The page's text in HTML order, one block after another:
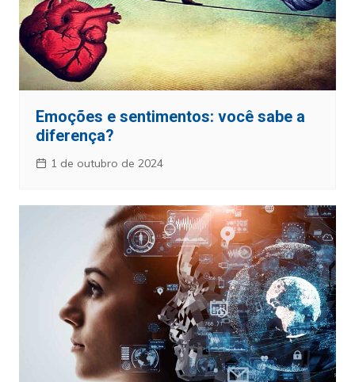
Emoções e sentimentos: você sabe a
diferença?
1 de outubro de 2024